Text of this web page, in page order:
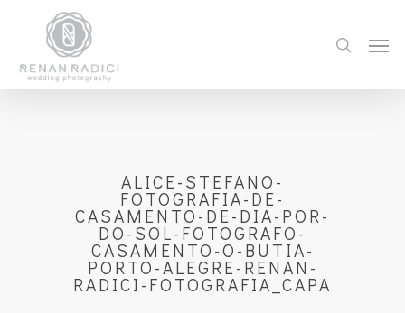
ALICE-STEFANO-
FOTOGRAFIA-DE-
CASAMENTO-DE-DIA-POR-
DO-SOL-FOTOGRAFO-
CASAMENTO-O-BUTIA-
PORTO-ALEGRE-RENAN-
RADICI-FOTOGRAFIA_CAPA